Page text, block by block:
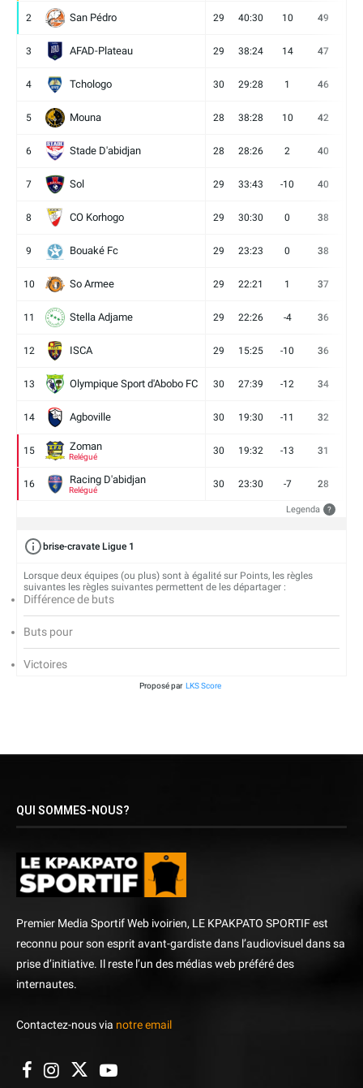
2 San Pédro 29 40:30 10 49
3 AFAD-Plateau 29 38:24 14 47
4 Tchologo 30 29:28 1 46
5 Mouna 28 38:28 10 42
6 Stade D'abidjan 28 28:26 2 40
7 Sol 29 33:43 -10 40
8 CO Korhogo 29 30:30 0 38
9 Bouaké Fc 29 23:23 0 38
10 So Armee 29 22:21 1 37
11 Stella Adjame 29 22:26 -4 36
12 ISCA 29 15:25 -10 36
13 Olympique Sport d'Abobo FC 30 27:39 -12 34
14 Agboville 30 19:30 -11 32
15 Zoman
Relégué
30 19:32 -13 31
16 Racing D'abidjan
Relégué
30 23:30 -7 28
Legenda ?
brise-cravate Ligue 1
Lorsque deux équipes (ou plus) sont à égalité sur Points, les règles
suivantes les règles suivantes permettent de les départager :
Différence de buts
Buts pour
Victoires
Proposé par LKS Score
QUI SOMMES-NOUS?
Premier Media Sportif Web ivoirien, LE KPAKPATO SPORTIF est
reconnu pour son esprit avant-gardiste dans l’audiovisuel dans sa
prise d’initiative. Il reste l’un des médias web préféré des
internautes.
Contactez-nous via notre email